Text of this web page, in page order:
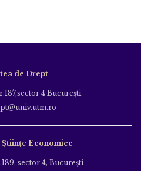
de Drept
4 Bucureşti
Economice
sector 4, Bucureşti